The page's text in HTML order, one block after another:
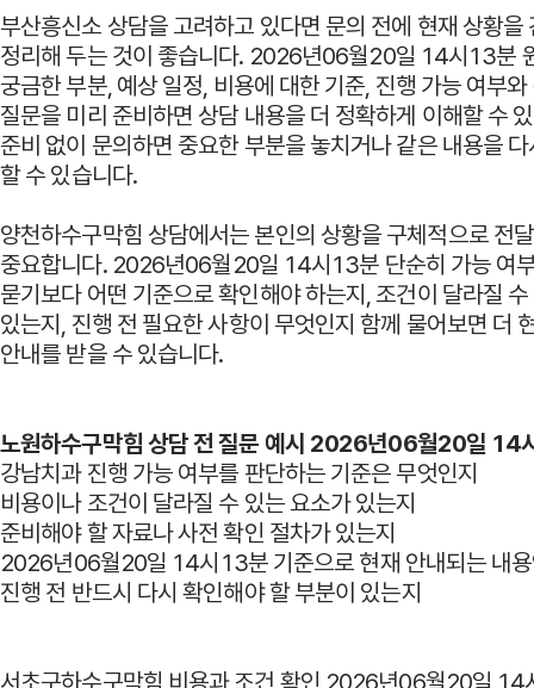
부산흥신소 상담을 고려하고 있다면 문의 전에 현재 상황을
정리해 두는 것이 좋습니다. 2026년06월20일 14시13분
궁금한 부분, 예상 일정, 비용에 대한 기준, 진행 가능 여부와
질문을 미리 준비하면 상담 내용을 더 정확하게 이해할 수
준비 없이 문의하면 중요한 부분을 놓치거나 같은 내용을
할 수 있습니다.
양천하수구막힘 상담에서는 본인의 상황을 구체적으로 전
중요합니다. 2026년06월20일 14시13분 단순히 가능 여
묻기보다 어떤 기준으로 확인해야 하는지, 조건이 달라질
있는지, 진행 전 필요한 사항이 무엇인지 함께 물어보면 더
안내를 받을 수 있습니다.
노원하수구막힘 상담 전 질문 예시 2026년06월20일 14
강남치과 진행 가능 여부를 판단하는 기준은 무엇인지
비용이나 조건이 달라질 수 있는 요소가 있는지
준비해야 할 자료나 사전 확인 절차가 있는지
2026년06월20일 14시13분 기준으로 현재 안내되는 내
진행 전 반드시 다시 확인해야 할 부분이 있는지
서초구하수구막힘 비용과 조건 확인 2026년06월20일 14